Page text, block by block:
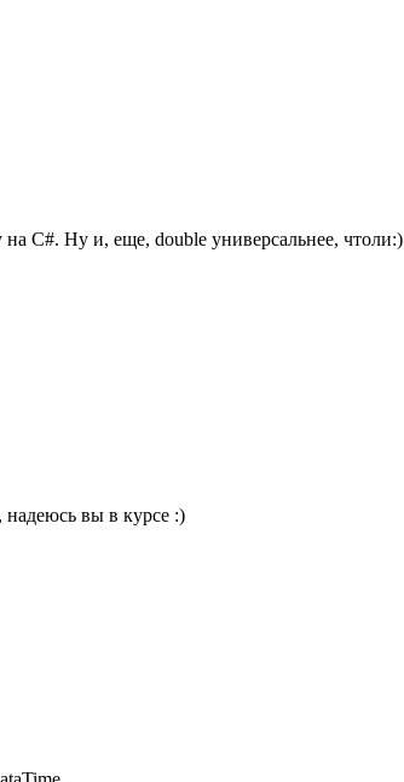
C#. Ну и, еще, double универсальнее, чтоли:)
надеюсь вы в курсе :)